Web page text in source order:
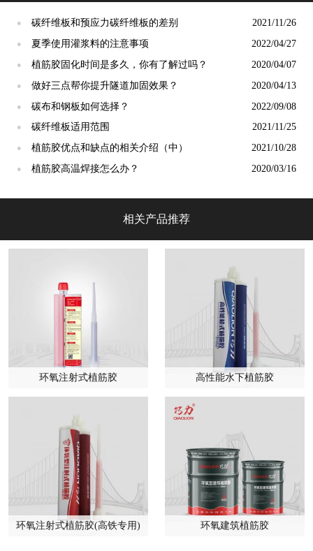
● 碳纤维板和预应力碳纤维板的差别 2021/11/26
● 夏季使用灌浆料的注意事项 2022/04/27
● 植筋胶固化时间是多久，你有了解过吗？ 2020/04/07
● 做好三点帮你提升隧道加固效果？ 2020/04/13
● 碳布和钢板如何选择？ 2022/09/08
● 碳纤维板适用范围 2021/11/25
● 植筋胶优点和缺点的相关介绍（中） 2021/10/28
● 植筋胶高温焊接怎么办？ 2020/03/16
相关产品推荐
环氧注射式植筋胶 高性能水下植筋胶
环氧注射式植筋胶(高铁专用) 环氧建筑植筋胶